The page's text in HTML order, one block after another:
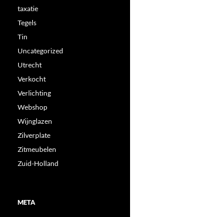
taxatie
Tegels
Tin
Uncategorized
Utrecht
Verkocht
Verlichting
Webshop
Wijnglazen
Zilverplate
Zitmeubelen
Zuid-Holland
META